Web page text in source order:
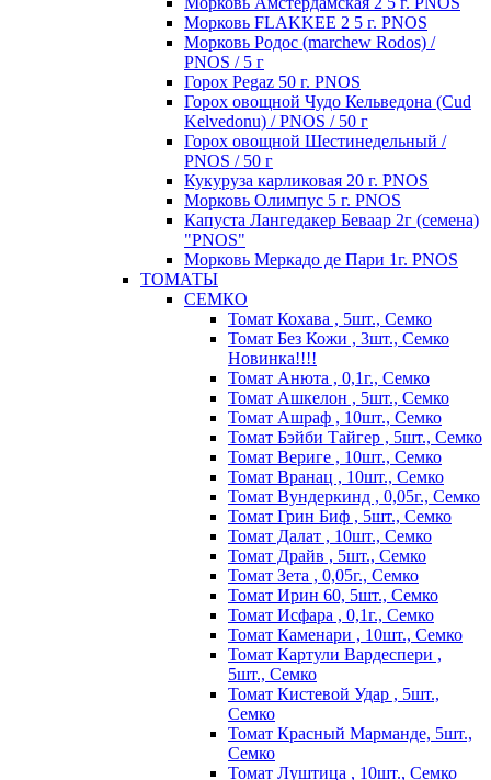
Морковь FLAKKEE 2 5 г. PNOS
Морковь Родос (marchew Rodos) /
PNOS / 5 г
Горох Pegaz 50 г. PNOS
Горох овощной Чудо Кельведона (Cud
Kelvedonu) / PNOS / 50 г
Горох овощной Шестинедельный /
PNOS / 50 г
Кукуруза карликовая 20 г. PNOS
Морковь Олимпус 5 г. PNOS
Капуста Лангедакер Беваар 2г (семена)
"PNOS"
Морковь Меркадо де Пари 1г. PNOS
ТОМАТЫ
СЕМКО
Томат Кохава , 5шт., Семко
Томат Без Кожи , 3шт., Семко
Новинка!!!!
Томат Анюта , 0,1г., Семко
Томат Ашкелон , 5шт., Семко
Томат Ашраф , 10шт., Семко
Томат Бэйби Тайгер , 5шт., Семко
Томат Вериге , 10шт., Семко
Томат Вранац , 10шт., Семко
Томат Вундеркинд , 0,05г., Семко
Томат Грин Биф , 5шт., Семко
Томат Далат , 10шт., Семко
Томат Драйв , 5шт., Семко
Томат Зета , 0,05г., Семко
Томат Ирин 60, 5шт., Семко
Томат Исфара , 0,1г., Семко
Томат Каменари , 10шт., Семко
Томат Картули Вардеспери ,
5шт., Семко
Томат Кистевой Удар , 5шт.,
Семко
Томат Красный Марманде, 5шт.,
Семко
Томат Луштица , 10шт., Семко